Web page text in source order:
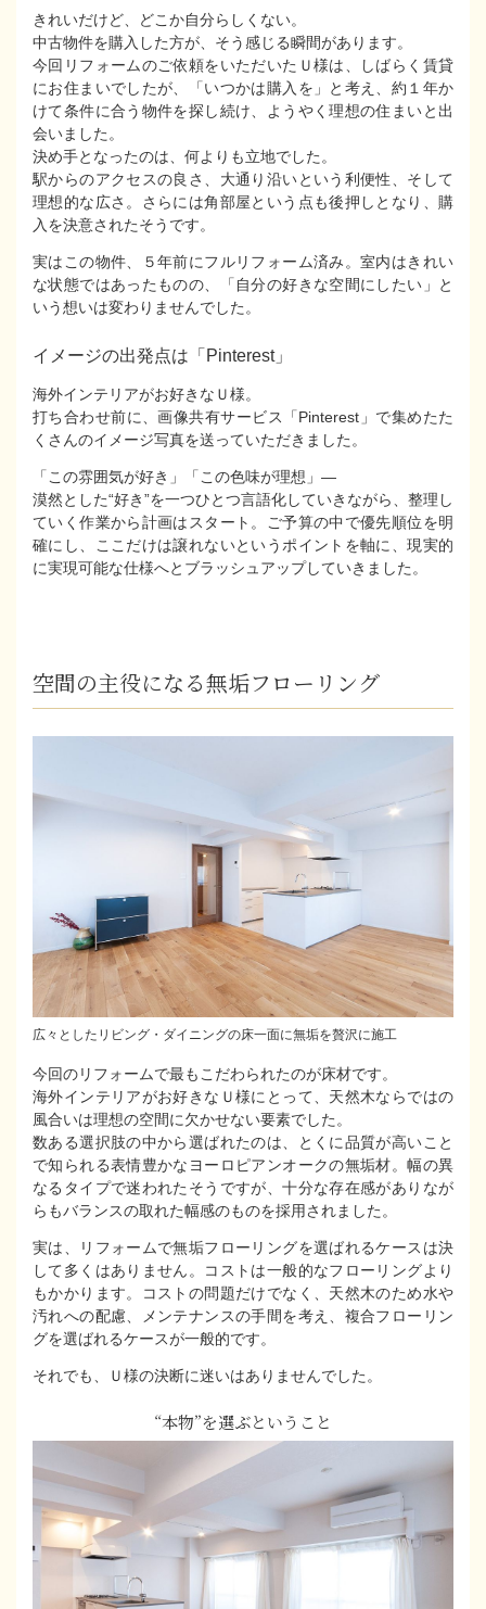
きれいだけど、どこか自分らしくない。
中古物件を購入した方が、そう感じる瞬間があります。
今回リフォームのご依頼をいただいたＵ様は、しばらく賃貸
にお住まいでしたが、「いつかは購入を」と考え、約１年か
けて条件に合う物件を探し続け、ようやく理想の住まいと出
会いました。
決め手となったのは、何よりも立地でした。
駅からのアクセスの良さ、大通り沿いという利便性、そして
理想的な広さ。さらには角部屋という点も後押しとなり、購
入を決意されたそうです。
実はこの物件、５年前にフルリフォーム済み。室内はきれい
な状態ではあったものの、「自分の好きな空間にしたい」と
いう想いは変わりませんでした。
イメージの出発点は「Pinterest」
海外インテリアがお好きなＵ様。
打ち合わせ前に、画像共有サービス「Pinterest」で集めたた
くさんのイメージ写真を送っていただきました。
「この雰囲気が好き」「この色味が理想」―
漠然とした“好き”を一つひとつ言語化していきながら、整理し
ていく作業から計画はスタート。ご予算の中で優先順位を明
確にし、ここだけは譲れないというポイントを軸に、現実的
に実現可能な仕様へとブラッシュアップしていきました。
空間の主役になる無垢フローリング
広々としたリビング・ダイニングの床一面に無垢を贅沢に施工
今回のリフォームで最もこだわられたのが床材です。
海外インテリアがお好きなＵ様にとって、天然木ならではの
風合いは理想の空間に欠かせない要素でした。
数ある選択肢の中から選ばれたのは、とくに品質が高いこと
で知られる表情豊かなヨーロピアンオークの無垢材。幅の異
なるタイプで迷われたそうですが、十分な存在感がありなが
らもバランスの取れた幅感のものを採用されました。
実は、リフォームで無垢フローリングを選ばれるケースは決
して多くはありません。コストは一般的なフローリングより
もかかります。コストの問題だけでなく、天然木のため水や
汚れへの配慮、メンテナンスの手間を考え、複合フローリン
グを選ばれるケースが一般的です。
それでも、Ｕ様の決断に迷いはありませんでした。
“本物”を選ぶということ